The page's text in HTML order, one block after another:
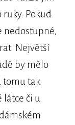
Pokud
nedostupné,
Největší
by mělo
tomu tak
či u